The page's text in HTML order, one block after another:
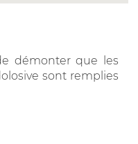
démonter que les
sont remplies